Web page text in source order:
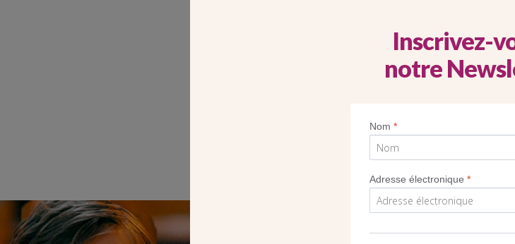
Le chantier de restauration est réalisé
Inscrivez-
notre
Nom*
Adresse électronique*